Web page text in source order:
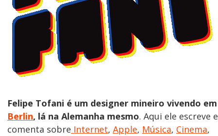
Felipe Tofani é um designer mineiro vivendo em
Berlin, lá na Alemanha mesmo. Aqui ele escreve e
comenta sobre Internet, Apple, Música, Cinema,